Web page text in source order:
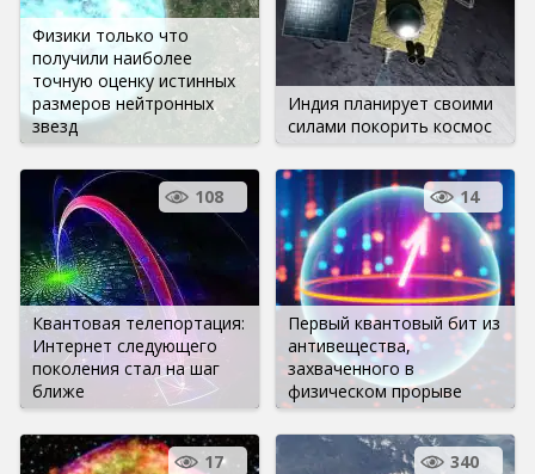
Физики только что
получили наиболее
точную оценку истинных
размеров нейтронных
звезд
Индия планирует своими
силами покорить космос
Квантовая телепортация:
Интернет следующего
поколения стал на шаг
ближе
108
Первый квантовый бит из
антивещества,
захваченного в
физическом прорыве
14
17 340